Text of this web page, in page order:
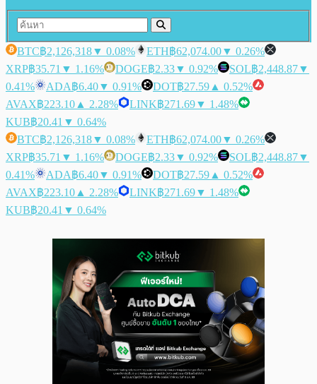
BTC฿2,126,318▼ 0.08% ETH฿62,074.00▼ 0.26%
XRP฿35.71 ▼ 1.16% DOGE฿2.33▼ 0.92% SOL฿2,448.87▼
0.41%
ADA฿6.40▼ 0.91% DOT฿27.59 ▲ 0.52%
AVAX฿223.10 ▲ 2.28% LINK฿271.69▼ 1.48%
KUB฿20.41 ▼ 0.64%
BTC฿2,126,318▼ 0.08% ETH฿62,074.00▼ 0.26%
XRP฿35.71 ▼ 1.16% DOGE฿2.33▼ 0.92% SOL฿2,448.87▼
0.41%
ADA฿6.40▼ 0.91% DOT฿27.59 ▲ 0.52%
AVAX฿223.10 ▲ 2.28% LINK฿271.69▼ 1.48%
KUB฿20.41 ▼ 0.64%